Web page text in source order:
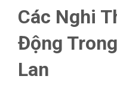
Các Nghi
Động
Lan